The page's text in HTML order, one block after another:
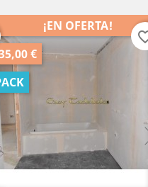
¡EN OFERTA!
€